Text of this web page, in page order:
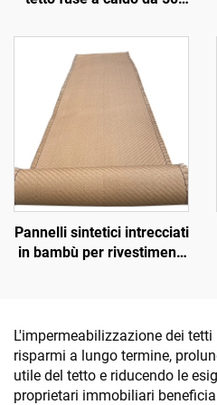
fuoco migliorata
Pannelli sintetici intrecciati
in bambù per rivestimenti
L'impermeabilizzazione dei
risparmi a lungo termine,
utile del tetto e riducendo le
proprietari immobiliari